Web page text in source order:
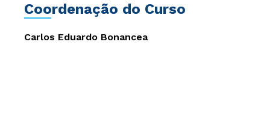
Coordenação do Curso
Carlos Eduardo Bonancea